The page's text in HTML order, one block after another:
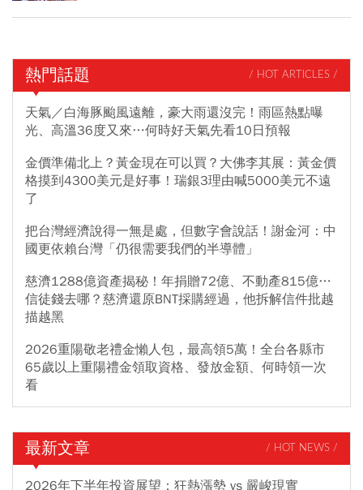
熱門話題 / HOT ARTICLES /
天氣／白海豚颱風遠離，豪大雨還沒完！雨區熱點曝
光、高溫36度又來…何時好天氣先看10日預報
金價準備北上？黃金現在可以買？大佛李其展：黃金價
格摸到4300美元是好事！瑞銀3理由喊5000美元不遠
了
把台灣經濟說得一無是處，但數字會說話！謝金河：中
國更依賴台灣「仍很需要我們的半導體」
慈濟1288億資產揭秘！年捐贈72億、不動產815億…
信徒錢去哪？慈濟還原BNT採購經過，他拆解信件批越
描越黑
2026重陽敬老禮金懶人包，最高領5萬！全台各縣市
65歲以上重陽禮金領取資格、發放金額、何時領一次
看
最新文章 / HOT NEWS /
2026年下半年投資展望：狂熱漲勢 vs 嚴峻現實